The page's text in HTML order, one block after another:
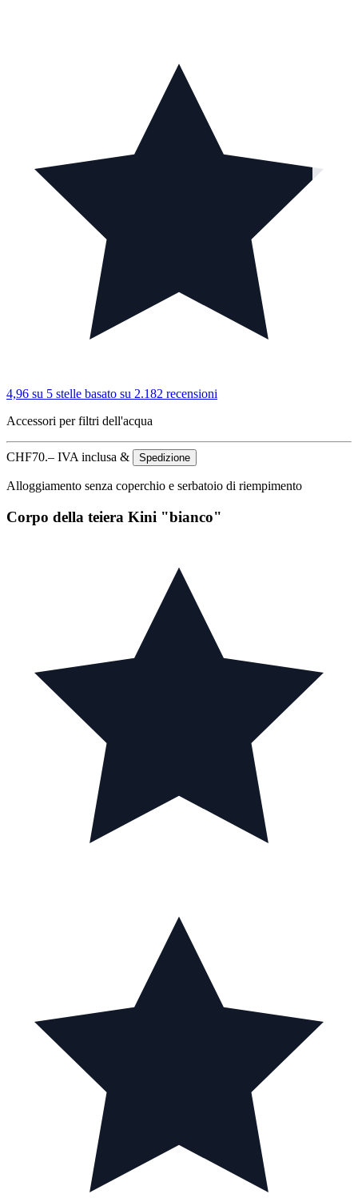
4,96 su 5 stelle basato su 2.182 recensioni
Accessori per filtri dell'acqua
CHF70.– IVA inclusa & Spedizione
Alloggiamento senza coperchio e serbatoio di riempimento
Corpo della teiera Kini "bianco"